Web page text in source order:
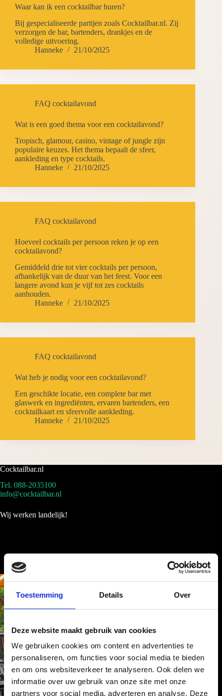
Toestemming Details Over
Deze website maakt gebruik van cookies
We gebruiken cookies om content en advertenties te
personaliseren, om functies voor social media te bieden
en om ons websiteverkeer te analyseren. Ook delen we
informatie over uw gebruik van onze site met onze
partners voor social media, adverteren en analyse. Deze
Waar kan ik een cocktailbar huren?
Bij gespecialiseerde partijen zoals Cocktailbar.nl. Zij
verzorgen de bar, bartenders, drankjes en de
volledige uitvoering.
Hanneke
21/10/2025
FAQ cocktailavond
Wat is een goed thema voor een cocktailavond?
Tropisch, glamour, casino, vintage of jungle zijn
populaire keuzes. Het thema bepaalt de sfeer,
aankleding en type cocktails.
Hanneke
21/10/2025
FAQ cocktailavond
Hoeveel cocktails per persoon reken je op een
cocktailavond?
Gemiddeld drie tot vier cocktails per persoon,
afhankelijk van de duur van het feest. Voor een
langere avond kun je vijf tot zes cocktails
aanhouden.
Hanneke
21/10/2025
FAQ cocktailavond
Wat heb je nodig voor een cocktailavond?
Een geschikte locatie, een complete bar met
glaswerk en ingrediënten, ervaren bartenders, een
cocktailkaart en sfeervolle aankleding.
Hanneke
21/10/2025
Cocktailbar.nl
Tel. 088-2035100
info@cocktailbar.nl
Wij werken landelijk!